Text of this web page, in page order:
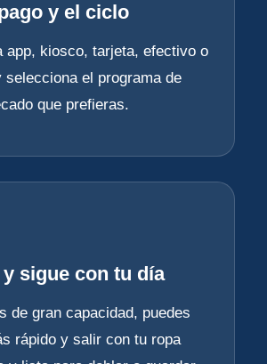
y el ciclo
app, kiosco, tarjeta, efectivo o
selecciona el programa de
que prefieras.
sigue con tu día
de gran capacidad, puedes
rápido y salir con tu ropa